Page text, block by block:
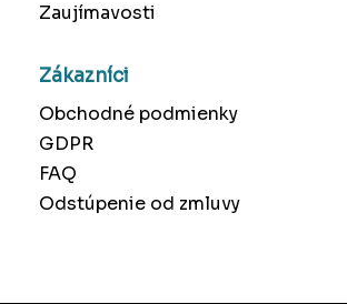
Zaujímavosti
Zákazníci
Obchodné podmienky
GDPR
FAQ
Odstúpenie od zmluvy